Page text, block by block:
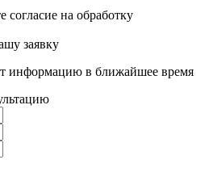
согласие на обработку
заявку
информацию в ближайшее время